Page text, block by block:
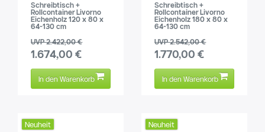
Schreibtisch +
Rollcontainer Livorno
Eichenholz 120 x 80 x
64-130 cm
UVP 2.422,00 €
1.674,00 €
In den Warenkorb
Schreibtisch +
Rollcontainer Livorno
Eichenholz 180 x 80 x
64-130 cm
UVP 2.542,00 €
1.770,00 €
In den Warenkorb
Neuheit Neuheit